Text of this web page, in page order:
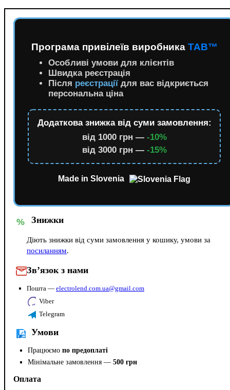
Програма привілеїв виробника TAB™
Особливі умови для клієнтів
Швидка реєстрація
Після реєстрації для вас відкриється
персональна ціна
Додаткова знижка від суми замовлення:
від 1000 грн — -10%
від 3000 грн — -15%
Made in Slovenia
% Знижки
Діють знижки від суми замовлення у кошику, умови за
посиланням.
Зв’язок з нами
Пошта — electrolend.com.ua@gmail.com
Viber
Telegram
Умови
Працюємо по предоплаті
Мінімальне замовлення — 500 грн
Оплата